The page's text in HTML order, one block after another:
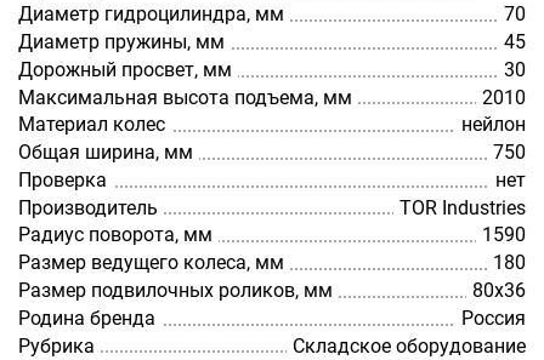
Диаметр гидроцилиндра, мм
70
Диаметр пружины, мм
45
Дорожный просвет, мм
30
Максимальная высота подъема, мм
2010
Материал колес
нейлон
Общая ширина, мм
750
Проверка
нет
Производитель
TOR Industries
Радиус поворота, мм
1590
Размер ведущего колеса, мм
180
Размер подвилочных роликов, мм
80х36
Родина бренда
Россия
Рубрика
Складское оборудование